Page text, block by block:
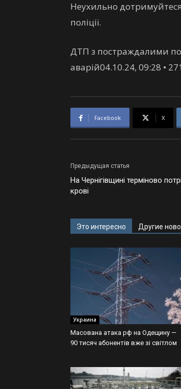
Неухильно
поліції.
ДТП з постраждалими
аварій04.10.24, 09:28 •
Facebook X
Предыдущая статья
На Чернігівщині терміново
крові
Это интересно Другие
Украина
Масована атака рф на Одещину —
90 тисяч абонентів вже зі світлом